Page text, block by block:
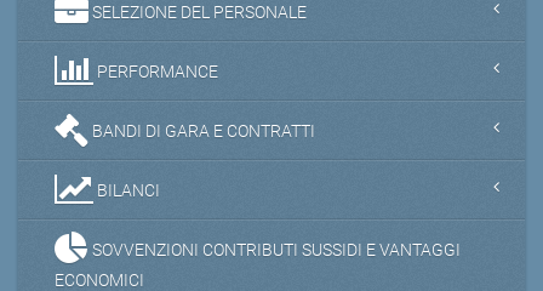
SELEZIONE DEL PERSONALE
PERFORMANCE
BANDI DI GARA E CONTRATTI
BILANCI
SOVVENZIONI CONTRIBUTI SUSSIDI E VANTAGGI
ECONOMICI